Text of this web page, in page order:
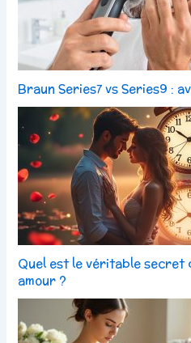
Braun Series7 vs Series9 :
Quel est le véritable secret
amour ?